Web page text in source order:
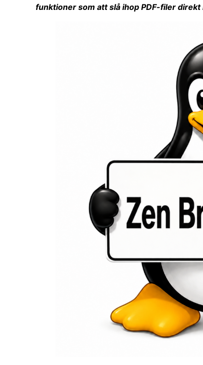
funktioner som att slå ihop PDF-filer direkt